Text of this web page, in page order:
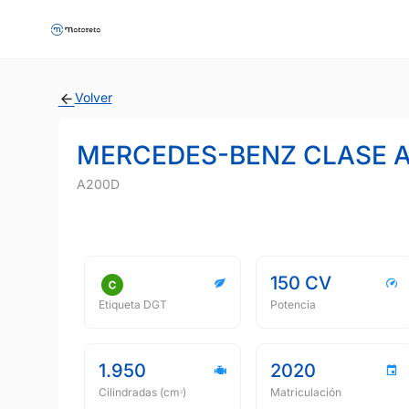
Volver
MERCEDES-BENZ CLASE
A200D
Etiqueta DGT
150 CV
Potencia
1.950
Cilindradas (cmᵌ)
2020
Matriculación